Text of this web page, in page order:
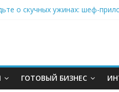
о скучных ужинах: шеф-
ГОТОВЫЙ БИЗНЕС